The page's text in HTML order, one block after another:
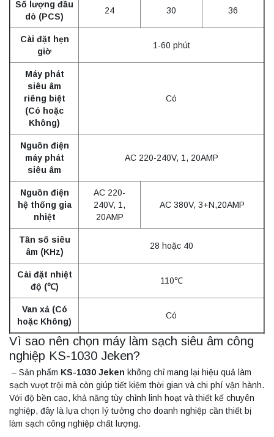
Số lượng đầu
dò (PCS)
24 30 36
Cài đặt hẹn
giờ
1-60 phút
Máy phát
siêu âm
riêng biệt
(Có hoặc
Không)
Có
Nguồn điện
máy phát
siêu âm
AC 220-240V, 1, 20AMP
Nguồn điện
hệ thống gia
nhiệt
AC 220-
240V, 1,
20AMP
AC 380V, 3+N,20AMP
Tần số siêu
âm (KHz)
28 hoặc 40
Cài đặt nhiệt
độ (℃)
110℃
Van xả (Có
hoặc Không)
Có
Vì sao nên chọn máy làm sạch siêu âm công
nghiệp KS-1030 Jeken?
– Sản phẩm KS-1030 Jeken không chỉ mang lại hiệu quả làm
sạch vượt trội mà còn giúp tiết kiệm thời gian và chi phí vận hành.
Với độ bền cao, khả năng tùy chỉnh linh hoạt và thiết kế chuyên
nghiệp, đây là lựa chọn lý tưởng cho doanh nghiệp cần thiết bị
làm sạch công nghiệp chất lượng.